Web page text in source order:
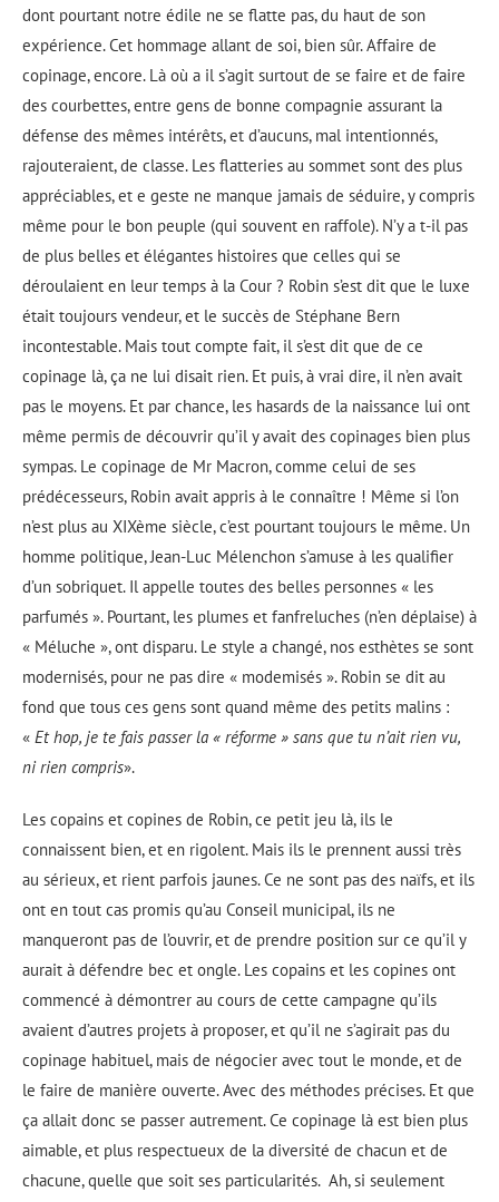
dont pourtant notre édile ne se flatte pas, du haut de son
expérience. Cet hommage allant de soi, bien sûr. Affaire de
copinage, encore. Là où a il s’agit surtout de se faire et de faire
des courbettes, entre gens de bonne compagnie assurant la
défense des mêmes intérêts, et d’aucuns, mal intentionnés,
rajouteraient, de classe. Les flatteries au sommet sont des plus
appréciables, et e geste ne manque jamais de séduire, y compris
même pour le bon peuple (qui souvent en raffole). N’y a t-il pas
de plus belles et élégantes histoires que celles qui se
déroulaient en leur temps à la Cour ? Robin s’est dit que le luxe
était toujours vendeur, et le succès de Stéphane Bern
incontestable. Mais tout compte fait, il s’est dit que de ce
copinage là, ça ne lui disait rien. Et puis, à vrai dire, il n’en avait
pas le moyens. Et par chance, les hasards de la naissance lui ont
même permis de découvrir qu’il y avait des copinages bien plus
sympas. Le copinage de Mr Macron, comme celui de ses
prédécesseurs, Robin avait appris à le connaître ! Même si l’on
n’est plus au XIXème siècle, c’est pourtant toujours le même. Un
homme politique, Jean-Luc Mélenchon s’amuse à les qualifier
d’un sobriquet. Il appelle toutes des belles personnes « les
parfumés ». Pourtant, les plumes et fanfreluches (n’en déplaise) à
« Méluche », ont disparu. Le style a changé, nos esthètes se sont
modernisés, pour ne pas dire « modemisés ». Robin se dit au
fond que tous ces gens sont quand même des petits malins :
« Et hop, je te fais passer la « réforme » sans que tu n’ait rien vu,
ni rien compris».
Les copains et copines de Robin, ce petit jeu là, ils le
connaissent bien, et en rigolent. Mais ils le prennent aussi très
au sérieux, et rient parfois jaunes. Ce ne sont pas des naïfs, et ils
ont en tout cas promis qu’au Conseil municipal, ils ne
manqueront pas de l’ouvrir, et de prendre position sur ce qu’il y
aurait à défendre bec et ongle. Les copains et les copines ont
commencé à démontrer au cours de cette campagne qu’ils
avaient d’autres projets à proposer, et qu’il ne s’agirait pas du
copinage habituel, mais de négocier avec tout le monde, et de
le faire de manière ouverte. Avec des méthodes précises. Et que
ça allait donc se passer autrement. Ce copinage là est bien plus
aimable, et plus respectueux de la diversité de chacun et de
chacune, quelle que soit ses particularités. Ah, si seulement